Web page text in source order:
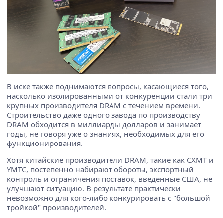
В иске также поднимаются вопросы, касающиеся того,
насколько изолированными от конкуренции стали три
крупных производителя DRAM с течением времени.
Строительство даже одного завода по производству
DRAM обходится в миллиарды долларов и занимает
годы, не говоря уже о знаниях, необходимых для его
функционирования.
Хотя китайские производители DRAM, такие как CXMT и
YMTC, постепенно набирают обороты, экспортный
контроль и ограничения поставок, введенные США, не
улучшают ситуацию. В результате практически
невозможно для кого-либо конкурировать с "большой
тройкой" производителей.